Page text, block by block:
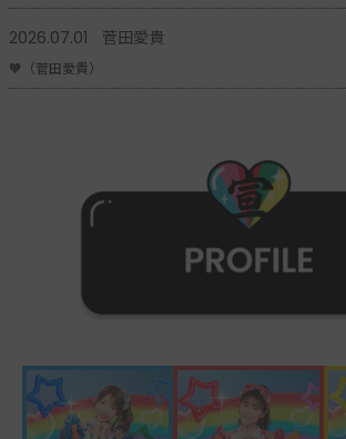
2026.07.01 菅田愛貴
🧡（菅田愛貴）